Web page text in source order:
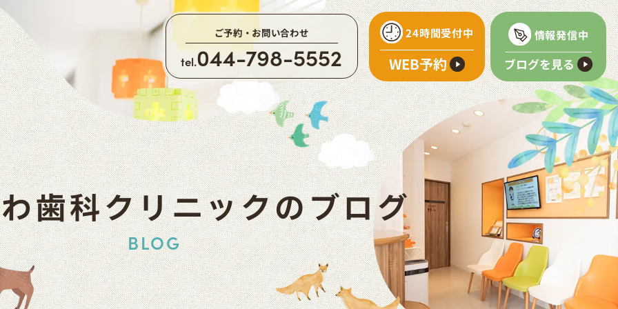
ご予約・お問い合わせ
tel.044-798-5552
24時間受付中
WEB予約
情報発信中
ブログを見る
歯科クリニックのブログ
BLOG